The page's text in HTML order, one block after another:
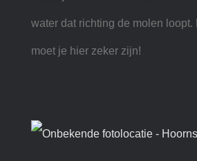
water dat richting de molen loopt.
moet je hier zeker zijn!